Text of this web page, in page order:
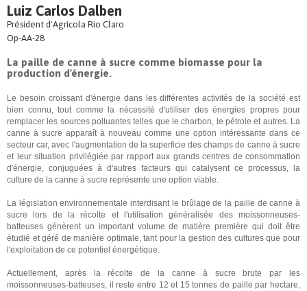
Luiz Carlos Dalben
Président d'Agrícola Rio Claro
Op-AA-28
La paille de canne à sucre comme biomasse pour la
production d'énergie.
Le besoin croissant d'énergie dans les différentes activités de la société est
bien connu, tout comme la nécessité d'utiliser des énergies propres pour
remplacer les sources polluantes telles que le charbon, le pétrole et autres. La
canne à sucre apparaît à nouveau comme une option intéressante dans ce
secteur car, avec l'augmentation de la superficie des champs de canne à sucre
et leur situation privilégiée par rapport aux grands centres de consommation
d'énergie, conjuguées à d'autres facteurs qui catalysent ce processus, la
culture de la canne à sucre représente une option viable.
La législation environnementale interdisant le brûlage de la paille de canne à
sucre lors de la récolte et l'utilisation généralisée des moissonneuses-
batteuses génèrent un important volume de matière première qui doit être
étudié et géré de manière optimale, tant pour la gestion des cultures que pour
l'exploitation de ce potentiel énergétique.
Actuellement, après la récolte de la canne à sucre brute par les
moissonneuses-batteuses, il reste entre 12 et 15 tonnes de paille par hectare,